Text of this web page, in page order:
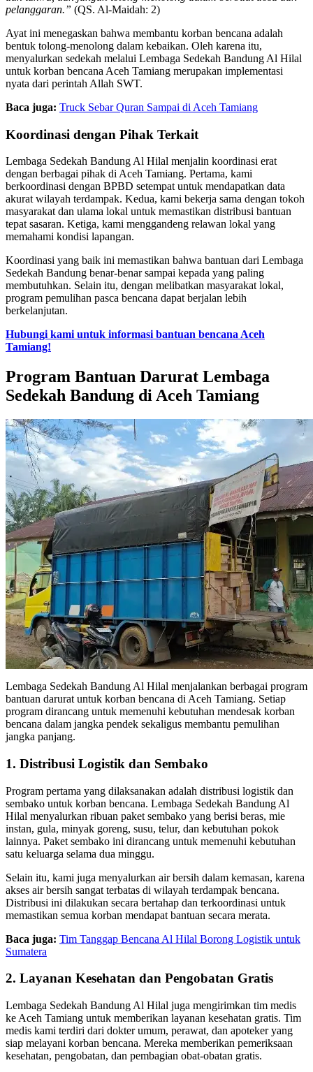
pelanggaran.” (QS. Al-Maidah: 2)
Ayat ini menegaskan bahwa membantu korban bencana adalah
bentuk tolong-menolong dalam kebaikan. Oleh karena itu,
menyalurkan sedekah melalui Lembaga Sedekah Bandung Al Hilal
untuk korban bencana Aceh Tamiang merupakan implementasi
nyata dari perintah Allah SWT.
Baca juga: Truck Sebar Quran Sampai di Aceh Tamiang
Koordinasi dengan Pihak Terkait
Lembaga Sedekah Bandung Al Hilal menjalin koordinasi erat
dengan berbagai pihak di Aceh Tamiang. Pertama, kami
berkoordinasi dengan BPBD setempat untuk mendapatkan data
akurat wilayah terdampak. Kedua, kami bekerja sama dengan tokoh
masyarakat dan ulama lokal untuk memastikan distribusi bantuan
tepat sasaran. Ketiga, kami menggandeng relawan lokal yang
memahami kondisi lapangan.
Koordinasi yang baik ini memastikan bahwa bantuan dari Lembaga
Sedekah Bandung benar-benar sampai kepada yang paling
membutuhkan. Selain itu, dengan melibatkan masyarakat lokal,
program pemulihan pasca bencana dapat berjalan lebih
berkelanjutan.
Hubungi kami untuk informasi bantuan bencana Aceh
Tamiang!
Program Bantuan Darurat Lembaga
Sedekah Bandung di Aceh Tamiang
Lembaga Sedekah Bandung Al Hilal menjalankan berbagai program
bantuan darurat untuk korban bencana di Aceh Tamiang. Setiap
program dirancang untuk memenuhi kebutuhan mendesak korban
bencana dalam jangka pendek sekaligus membantu pemulihan
jangka panjang.
1. Distribusi Logistik dan Sembako
Program pertama yang dilaksanakan adalah distribusi logistik dan
sembako untuk korban bencana. Lembaga Sedekah Bandung Al
Hilal menyalurkan ribuan paket sembako yang berisi beras, mie
instan, gula, minyak goreng, susu, telur, dan kebutuhan pokok
lainnya. Paket sembako ini dirancang untuk memenuhi kebutuhan
satu keluarga selama dua minggu.
Selain itu, kami juga menyalurkan air bersih dalam kemasan, karena
akses air bersih sangat terbatas di wilayah terdampak bencana.
Distribusi ini dilakukan secara bertahap dan terkoordinasi untuk
memastikan semua korban mendapat bantuan secara merata.
Baca juga: Tim Tanggap Bencana Al Hilal Borong Logistik untuk
Sumatera
2. Layanan Kesehatan dan Pengobatan Gratis
Lembaga Sedekah Bandung Al Hilal juga mengirimkan tim medis
ke Aceh Tamiang untuk memberikan layanan kesehatan gratis. Tim
medis kami terdiri dari dokter umum, perawat, dan apoteker yang
siap melayani korban bencana. Mereka memberikan pemeriksaan
kesehatan, pengobatan, dan pembagian obat-obatan gratis.